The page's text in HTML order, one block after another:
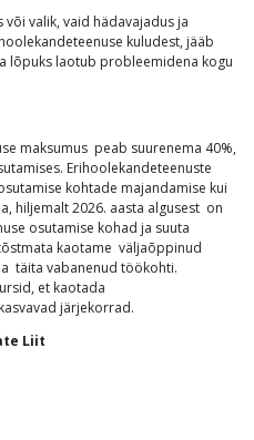
valik, vaid hädavajadus ja
kuludest, jääb
lõpuks laotub probleemidena kogu
maksumus peab suurenema 40%,
Erihoolekandeteenuste
kohtade majandamise kui
hiljemalt 2026. aasta algusest on
osutamise kohad ja suuta
kaotame väljaõppinud
täita vabanenud töökohti.
et kaotada
järjekorrad.
Liit